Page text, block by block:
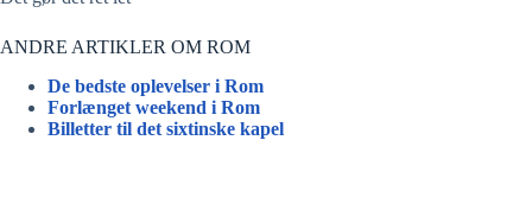
ANDRE ARTIKLER OM ROM
De bedste oplevelser i Rom
Forlænget weekend i Rom
Billetter til det sixtinske kapel